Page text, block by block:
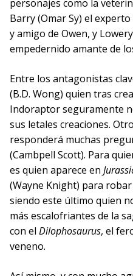
personajes como la
Barry (Omar Sy) el
y amigo de Owen, y
empedernido amante de
Entre los antagonistas
(B.D. Wong) quien tras
Indoraptor seguramente
sus letales creaciones.
responderá muchas
(Cambpell Scott). Para
es quien aparece en
(Wayne Knight) para
siendo este último quien
más escalofriantes de la
con el Dilophosaurus, el
veneno.